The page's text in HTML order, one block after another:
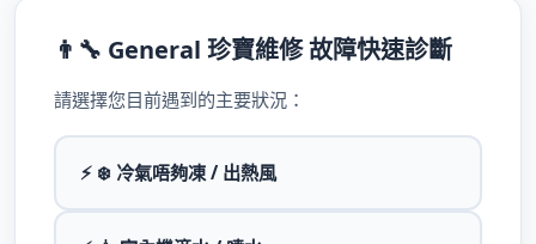
👨‍🔧 General 珍寶維修 故障快速診斷
請選擇您目前遇到的主要狀況：
⚡ ❄️ 冷氣唔夠凍 / 出熱風